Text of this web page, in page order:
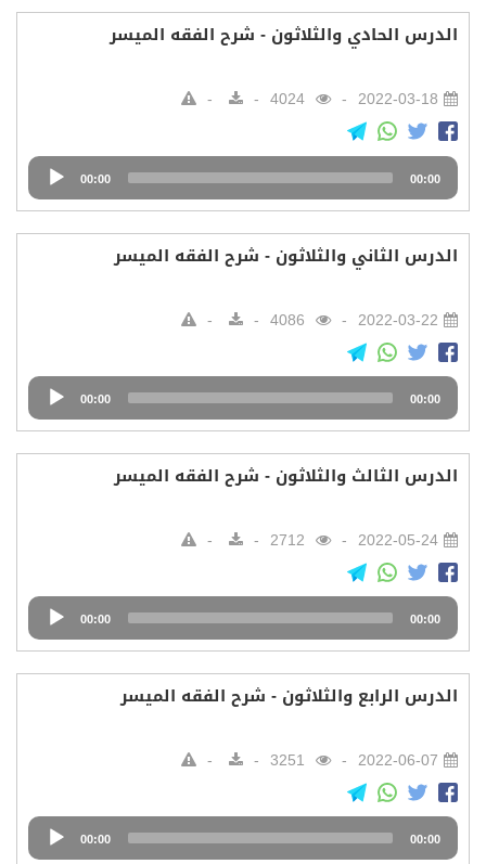
الدرس الحادي والثلاثون - شرح الفقه الميسر
2022-03-18
Audio
Player
00:00 00:00
الدرس الثاني والثلاثون - شرح الفقه الميسر
2022-03-22
Audio
Player
00:00 00:00
الدرس الثالث والثلاثون - شرح الفقه الميسر
2022-05-24
Audio
Player
00:00 00:00
الدرس الرابع والثلاثون - شرح الفقه الميسر
2022-06-07
Audio
Player
00:00 00:00